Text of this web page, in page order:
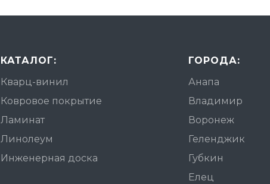
КАТАЛОГ:
Кварц-винил
Ковровое покрытие
Ламинат
Линолеум
Инженерная доска
ГОРОДА:
Анапа
Владимир
Воронеж
Геленджик
Губкин
Елец